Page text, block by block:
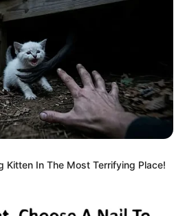
Cae ‘Samael’, presunto
coordinador de
extorsiones armadas en
Algeciras, Huila
DISIDENCIAS DE LAS FARC
Gobernadora denuncia
del sur del Tolima
Kitten In The Most Terrifying Place!